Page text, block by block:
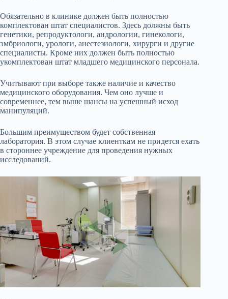
Обязательно в клинике должен быть полностью
комплектован штат специалистов. Здесь должны быть
генетики, репродуктологи, андрологии, гинекологи,
эмбриологи, урологи, анестезиологи, хирурги и другие
специалисты. Кроме них должен быть полностью
укомплектован штат младшего медицинского персонала.
Учитывают при выборе также наличие и качество
медицинского оборудования. Чем оно лучше и
современнее, тем выше шансы на успешный исход
манипуляций.
Большим преимуществом будет собственная
лаборатория. В этом случае клиенткам не придется ехать
в стороннее учреждение для проведения нужных
исследований.